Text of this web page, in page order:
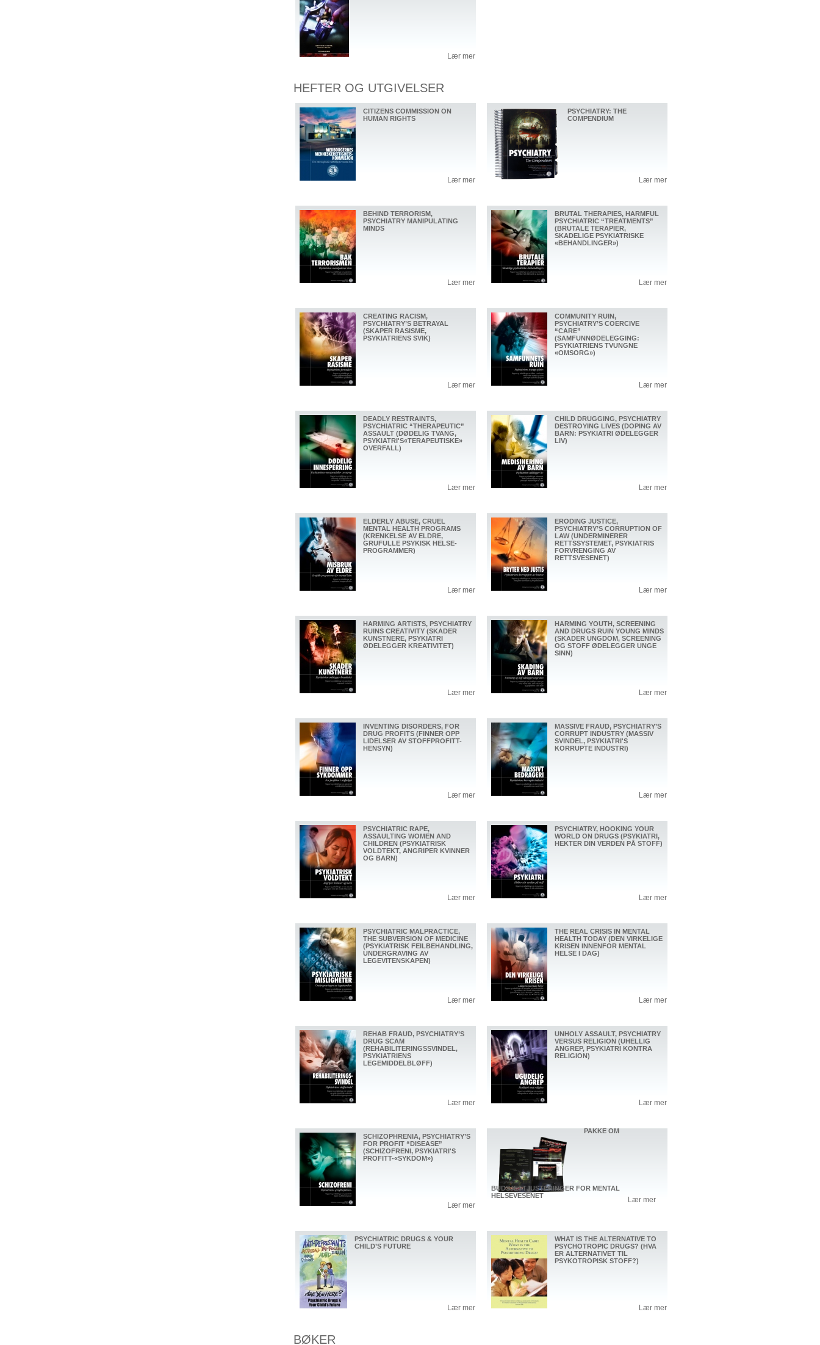
Lær mer
HEFTER OG UTGIVELSER
CITIZENS COMMISSION ON
HUMAN RIGHTS
Lær mer
PSYCHIATRY: THE
COMPENDIUM
Lær mer
BEHIND TERRORISM,
PSYCHIATRY MANIPULATING
MINDS
Lær mer
BRUTAL THERAPIES, HARMFUL
PSYCHIATRIC “TREATMENTS”
(BRUTALE TERAPIER,
SKADELIGE PSYKIATRISKE
«BEHANDLINGER»)
Lær mer
CREATING RACISM,
PSYCHIATRY’S BETRAYAL
(SKAPER RASISME,
PSYKIATRIENS SVIK)
Lær mer
COMMUNITY RUIN,
PSYCHIATRY’S COERCIVE
“CARE”
(SAMFUNNØDELEGGING:
PSYKIATRIENS TVUNGNE
«OMSORG»)
Lær mer
DEADLY RESTRAINTS,
PSYCHIATRIC “THERAPEUTIC”
ASSAULT (DØDELIG TVANG,
PSYKIATRI'S«TERAPEUTISKE»
OVERFALL)
Lær mer
CHILD DRUGGING, PSYCHIATRY
DESTROYING LIVES (DOPING AV
BARN: PSYKIATRI ØDELEGGER
LIV)
Lær mer
ELDERLY ABUSE, CRUEL
MENTAL HEALTH PROGRAMS
(KRENKELSE AV ELDRE,
GRUFULLE PSYKISK HELSE-
PROGRAMMER)
Lær mer
ERODING JUSTICE,
PSYCHIATRY’S CORRUPTION OF
LAW (UNDERMINERER
RETTSSYSTEMET, PSYKIATRIS
FORVRENGING AV
RETTSVESENET)
Lær mer
HARMING ARTISTS, PSYCHIATRY
RUINS CREATIVITY (SKADER
KUNSTNERE, PSYKIATRI
ØDELEGGER KREATIVITET)
Lær mer
HARMING YOUTH, SCREENING
AND DRUGS RUIN YOUNG MINDS
(SKADER UNGDOM, SCREENING
OG STOFF ØDELEGGER UNGE
SINN)
Lær mer
INVENTING DISORDERS, FOR
DRUG PROFITS (FINNER OPP
LIDELSER AV STOFFPROFITT-
HENSYN)
Lær mer
MASSIVE FRAUD, PSYCHIATRY’S
CORRUPT INDUSTRY (MASSIV
SVINDEL, PSYKIATRI'S
KORRUPTE INDUSTRI)
Lær mer
PSYCHIATRIC RAPE,
ASSAULTING WOMEN AND
CHILDREN (PSYKIATRISK
VOLDTEKT, ANGRIPER KVINNER
OG BARN)
Lær mer
PSYCHIATRY, HOOKING YOUR
WORLD ON DRUGS (PSYKIATRI,
HEKTER DIN VERDEN PÅ STOFF)
Lær mer
PSYCHIATRIC MALPRACTICE,
THE SUBVERSION OF MEDICINE
(PSYKIATRISK FEILBEHANDLING,
UNDERGRAVING AV
LEGEVITENSKAPEN)
Lær mer
THE REAL CRISIS IN MENTAL
HEALTH TODAY (DEN VIRKELIGE
KRISEN INNENFOR MENTAL
HELSE I DAG)
Lær mer
REHAB FRAUD, PSYCHIATRY’S
DRUG SCAM
(REHABILITERINGSSVINDEL,
PSYKIATRIENS
LEGEMIDDELBLØFF)
Lær mer
UNHOLY ASSAULT, PSYCHIATRY
VERSUS RELIGION (UHELLIG
ANGREP, PSYKIATRI KONTRA
RELIGION)
Lær mer
SCHIZOPHRENIA, PSYCHIATRY’S
FOR PROFIT “DISEASE”
(SCHIZOFRENI, PSYKIATRI'S
PROFITT-«SYKDOM»)
Lær mer
PAKKE OM
BUDSJETTJUSTERINGER FOR MENTAL
HELSEVESENET
Lær mer
PSYCHIATRIC DRUGS & YOUR
CHILD’S FUTURE
Lær mer
WHAT IS THE ALTERNATIVE TO
PSYCHOTROPIC DRUGS? (HVA
ER ALTERNATIVET TIL
PSYKOTROPISK STOFF?)
Lær mer
BØKER